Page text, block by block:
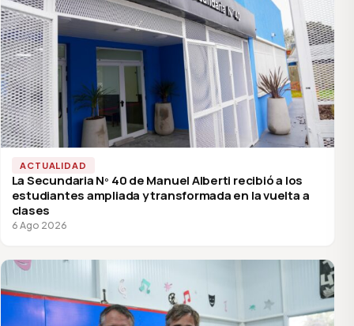
ACTUALIDAD
La Secundaria Nº 40 de Manuel Alberti recibió a los
estudiantes ampliada y transformada en la vuelta a
clases
6 Ago 2026